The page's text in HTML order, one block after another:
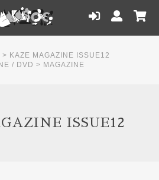
> KAZE MAGAZINE ISSUE12
/ DVD > MAGAZINE
ISSUE12